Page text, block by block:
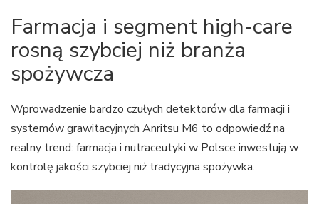
Farmacja i segment high-care
rosną szybciej niż branża
spożywcza
Wprowadzenie bardzo czułych detektorów dla farmacji i
systemów grawitacyjnych Anritsu M6 to odpowiedź na
realny trend: farmacja i nutraceutyki w Polsce inwestują w
kontrolę jakości szybciej niż tradycyjna spożywka.